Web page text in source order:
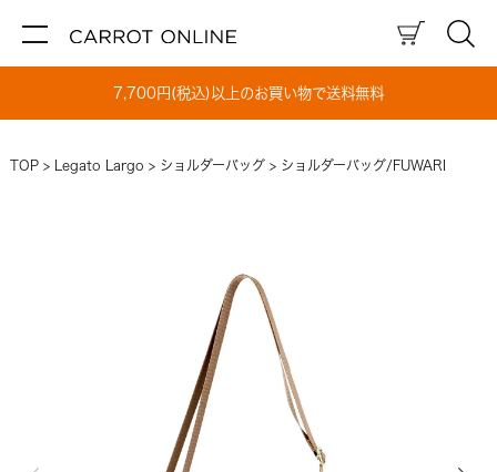
7,700円(税込)以上のお買い物で送料無料
TOP Legato Largo ショルダーバッグ ショルダーバッグ/FUWARI